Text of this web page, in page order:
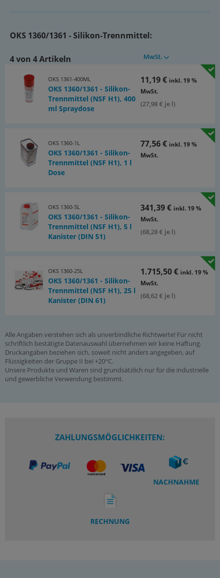
Katalogseite Atlas 9 (Seite 1046)
OKS 1360/1361 - Silikon-Trennmittel:
4 von 4 Artikeln MwSt.
OKS 1361-400ML
OKS 1360/1361 - Silikon-
Trennmittel (NSF H1), 400
ml Spraydose
11,19 € inkl. 19 %
MwSt.
(27,98 € je l)
OKS 1360-1L
OKS 1360/1361 - Silikon-
Trennmittel (NSF H1), 1 l
Dose
77,56 € inkl. 19 %
MwSt.
OKS 1360-5L
OKS 1360/1361 - Silikon-
Trennmittel (NSF H1), 5 l
Kanister (DIN 51)
341,39 € inkl. 19 %
MwSt.
(68,28 € je l)
OKS 1360-25L
OKS 1360/1361 - Silikon-
Trennmittel (NSF H1), 25 l
Kanister (DIN 61)
1.715,50 € inkl. 19 %
MwSt.
(68,62 € je l)
Alle Angaben verstehen sich als unverbindliche Richtwerte! Für nicht
schriftlich bestätigte Datenauswahl übernehmen wir keine Haftung.
Druckangaben beziehen sich, soweit nicht anders angegeben, auf
Flüssigkeiten der Gruppe II bei +20°C.
Unsere Produkte und Waren sind grundsätzlich nur für die industrielle
und gewerbliche Verwendung bestimmt.
ZAHLUNGSMÖGLICHKEITEN:
NACHNAHME
RECHNUNG